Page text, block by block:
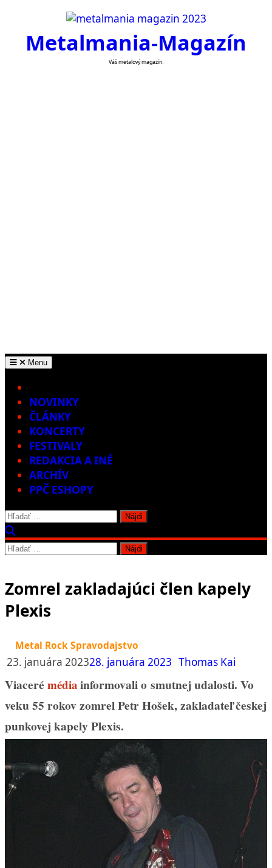
contentMetalmania-Magazín
Váš metalový magazín.
Menu
NOVINKY
ČLÁNKY
KONCERTY
FESTIVALY
REDAKCIA A INÉ
ARCHÍV
PPČ ESHOPY
Hľadať:
Hľadať:
Zomrel zakladajúci člen kapely
Plexis
Metal Rock Spravodajstvo
23. januára 202328. januára 2023 Thomas Kai
Viaceré médiainformovali o smutnej udalosti. Vo
veku 55 rokov zomrel Petr Hošek, zakladateľ českej
punkovej kapely Plexis.